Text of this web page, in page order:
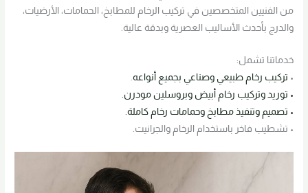
من الفنيين المتخصصين في تركيب الرخام للمطابخ، الحمامات، الأرضيات،
والدرج بأحدث الأساليب العصرية وبدقة عالية.
خدماتنا تشمل:
• تركيب رخام طبيعي وصناعي بجميع أنواعه
• توريد وتركيب رخام أبيض وبروسلين مودرن.
• تصميم وتنفيذ مطابخ وحمامات رخام كاملة.
• تشطيب فاخر باستخدام الرخام والجرانيت.